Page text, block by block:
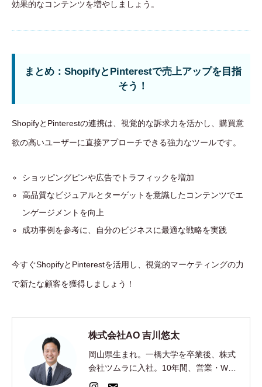
効果的なコンテンツを増やしましょう。
まとめ：ShopifyとPinterestで売上アップを目指
そう！
ShopifyとPinterestの連携は、視覚的な訴求力を活かし、購買意
欲の高いユーザーに直接アプローチできる強力なツールです。
ショッピングピンや広告でトラフィックを増加
高品質なビジュアルとターゲットを意識したコンテンツでエ
ンゲージメントを向上
成功事例を参考に、自分のビジネスに最適な戦略を実践
今すぐShopifyとPinterestを活用し、視覚的マーケティングの力
で新たな顧客を獲得しましょう！
株式会社AO 吉川悠太
岡山県生まれ。一橋大学を卒業後、株式
会社ツムラに入社。10年間、営業・Web
集客・AI開発を経験。2024年、EC制